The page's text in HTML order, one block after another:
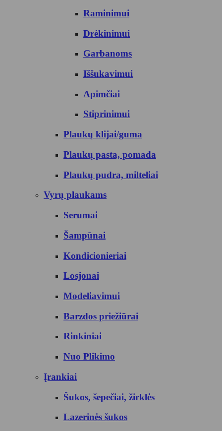
Raminimui
Drėkinimui
Garbanoms
Iššukavimui
Apimčiai
Stiprinimui
Plaukų klijai/guma
Plaukų pasta, pomada
Plaukų pudra, milteliai
Vyrų plaukams
Serumai
Šampūnai
Kondicionieriai
Losjonai
Modeliavimui
Barzdos priežiūrai
Rinkiniai
Nuo Plikimo
Įrankiai
Šukos, šepečiai, žirklės
Lazerinės šukos